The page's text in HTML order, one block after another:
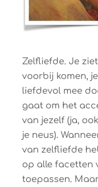
Zelfliefde. Je
voorbij komen,
liefdevol mee
gaat om het
van jezelf (ja,
je neus).
van zelfliefde
op alle facetten
toepassen.